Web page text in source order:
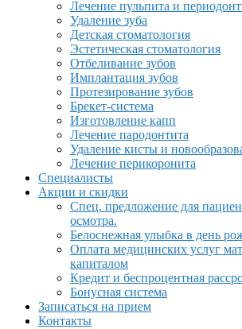
Лечение пульпита и
Удаление зуба
Детская стоматология
Эстетическая стоматология
Отбеливание зубов
Имплантация зубов
Протезирование зубов
Брекет-система
Изготовление капп
Лечение пародонтита
Удаление кисты и
Лечение перикоронита
Специалисты
Акции и скидки
Спец. предложение для
осмотра.
Белоснежная улыбка в день
Оплата медицинских услуг
капиталом
Кредит и беспроцентная
Бонусная система
Записаться на прием
Контакты